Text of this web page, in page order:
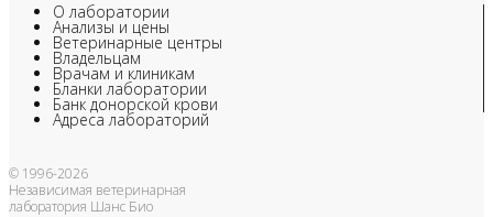
О лаборатории
Анализы и цены
Ветеринарные центры
Владельцам
Врачам и клиникам
Бланки лаборатории
Банк донорской крови
Адреса лабораторий
© 1996-2026
Независимая ветеринарная
лаборатория Шанс Био